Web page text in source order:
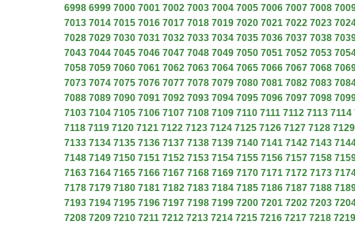
6998 6999 7000 7001 7002 7003 7004 7005 7006 7007 7008
7013 7014 7015 7016 7017 7018 7019 7020 7021 7022 7023
7028 7029 7030 7031 7032 7033 7034 7035 7036 7037 7038
7043 7044 7045 7046 7047 7048 7049 7050 7051 7052 7053
7058 7059 7060 7061 7062 7063 7064 7065 7066 7067 7068
7073 7074 7075 7076 7077 7078 7079 7080 7081 7082 7083
7088 7089 7090 7091 7092 7093 7094 7095 7096 7097 7098
7103 7104 7105 7106 7107 7108 7109 7110 7111 7112 7113 7114
7118 7119 7120 7121 7122 7123 7124 7125 7126 7127 7128 7129
7133 7134 7135 7136 7137 7138 7139 7140 7141 7142 7143
7148 7149 7150 7151 7152 7153 7154 7155 7156 7157 7158
7163 7164 7165 7166 7167 7168 7169 7170 7171 7172 7173
7178 7179 7180 7181 7182 7183 7184 7185 7186 7187 7188
7193 7194 7195 7196 7197 7198 7199 7200 7201 7202 7203
7208 7209 7210 7211 7212 7213 7214 7215 7216 7217 7218 7219